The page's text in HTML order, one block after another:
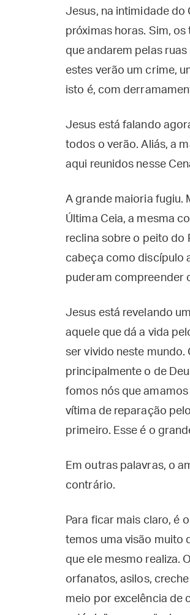
Jesus, na intimidade do
próximas horas. Sim,
que andarem pelas
estes verão um crime,
isto é, com
Jesus está falando
todos o verão. Aliás, a
aqui reunidos nesse
A grande maioria fugiu.
Última Ceia, a mesma
reclina sobre o peito do
cabeça como discípulo
puderam compreender
Jesus está revelando
aquele que dá a vida
ser vivido neste mundo.
principalmente o de
fomos nós que amamos
vítima de reparação
primeiro. Esse é o
Em outras palavras, o
contrário.
Para ficar mais claro, é
temos uma visão muito
que ele mesmo realiza.
orfanatos, asilos,
meio por excelência de